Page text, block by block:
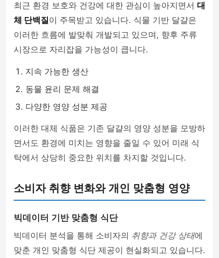
최근 환경 보호와 건강에 대한 관심이 높아지면서 대
체 단백질이 주목받고 있습니다. 식물 기반 달걀은
이러한 흐름에 발맞춰 개발되고 있으며, 향후 주류
시장으로 자리잡을 가능성이 큽니다.
지속 가능한 생산
동물 윤리 문제 해결
다양한 영양 성분 제공
이러한 대체 식품은 기존 달걀의 영양 성분을 모방하
면서도 환경에 미치는 영향을 줄일 수 있어 미래 식
탁에서 상당히 중요한 위치를 차지할 것입니다.
소비자 취향 변화와 개인 맞춤형 영양
빅데이터 기반 맞춤형 식단
빅데이터 분석을 통해 소비자의 취향과 건강 상태에
맞춘 개인 맞춤형 식단 제공이 현실화되고 있습니다.